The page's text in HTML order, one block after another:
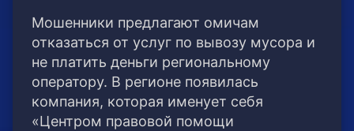
Мошенники предлагают омичам
отказаться от услуг по вывозу мусора и
не платить деньги региональному
оператору. В регионе появилась
компания, которая именует себя
«Центром правовой помощи